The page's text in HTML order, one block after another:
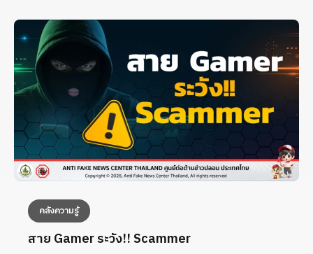
คลังความรู้
สาย Gamer ระวัง!! Scammer